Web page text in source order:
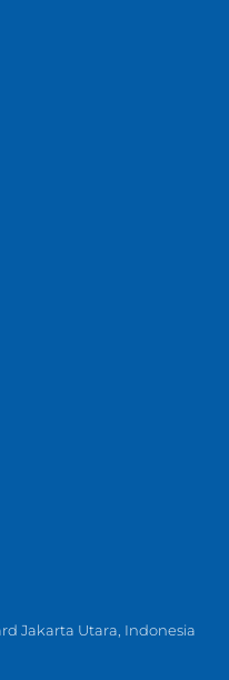
Jakarta Utara, Indonesia